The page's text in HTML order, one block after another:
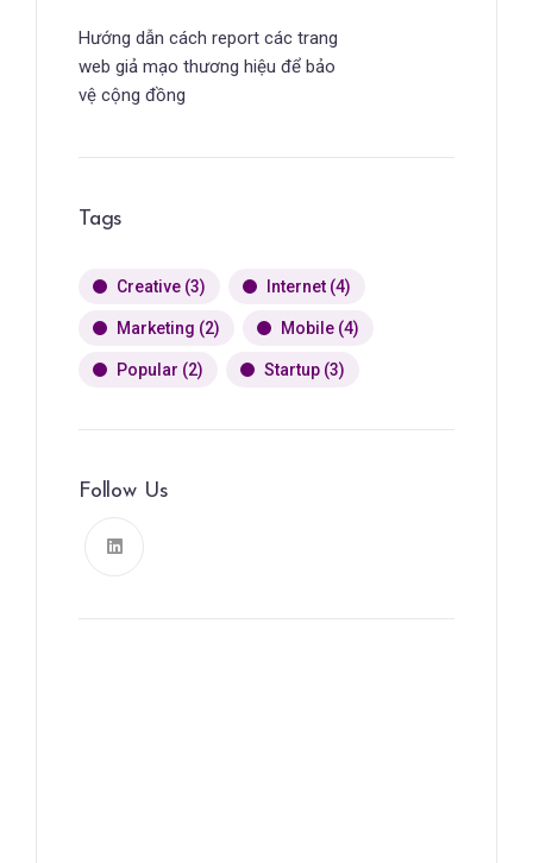
Hướng dẫn cách report các trang
web giả mạo thương hiệu để bảo
vệ cộng đồng
Tags
Creative (3) Internet (4)
Marketing (2) Mobile (4)
Popular (2) Startup (3)
Follow Us